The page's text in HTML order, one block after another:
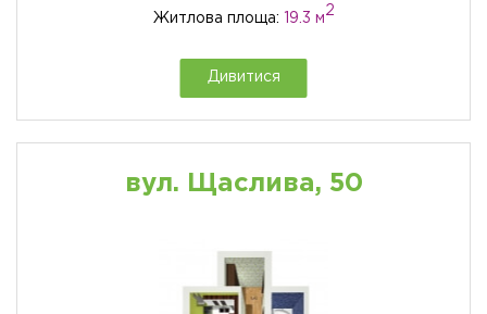
Житлова площа: 19.3 м
2
Дивитися
вул. Щаслива, 50